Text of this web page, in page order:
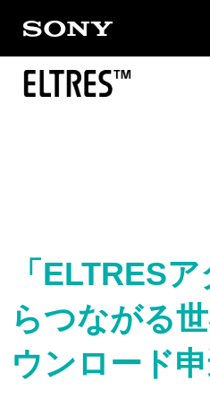
パー
対応
「ELTRES
らつながる
ウンロード